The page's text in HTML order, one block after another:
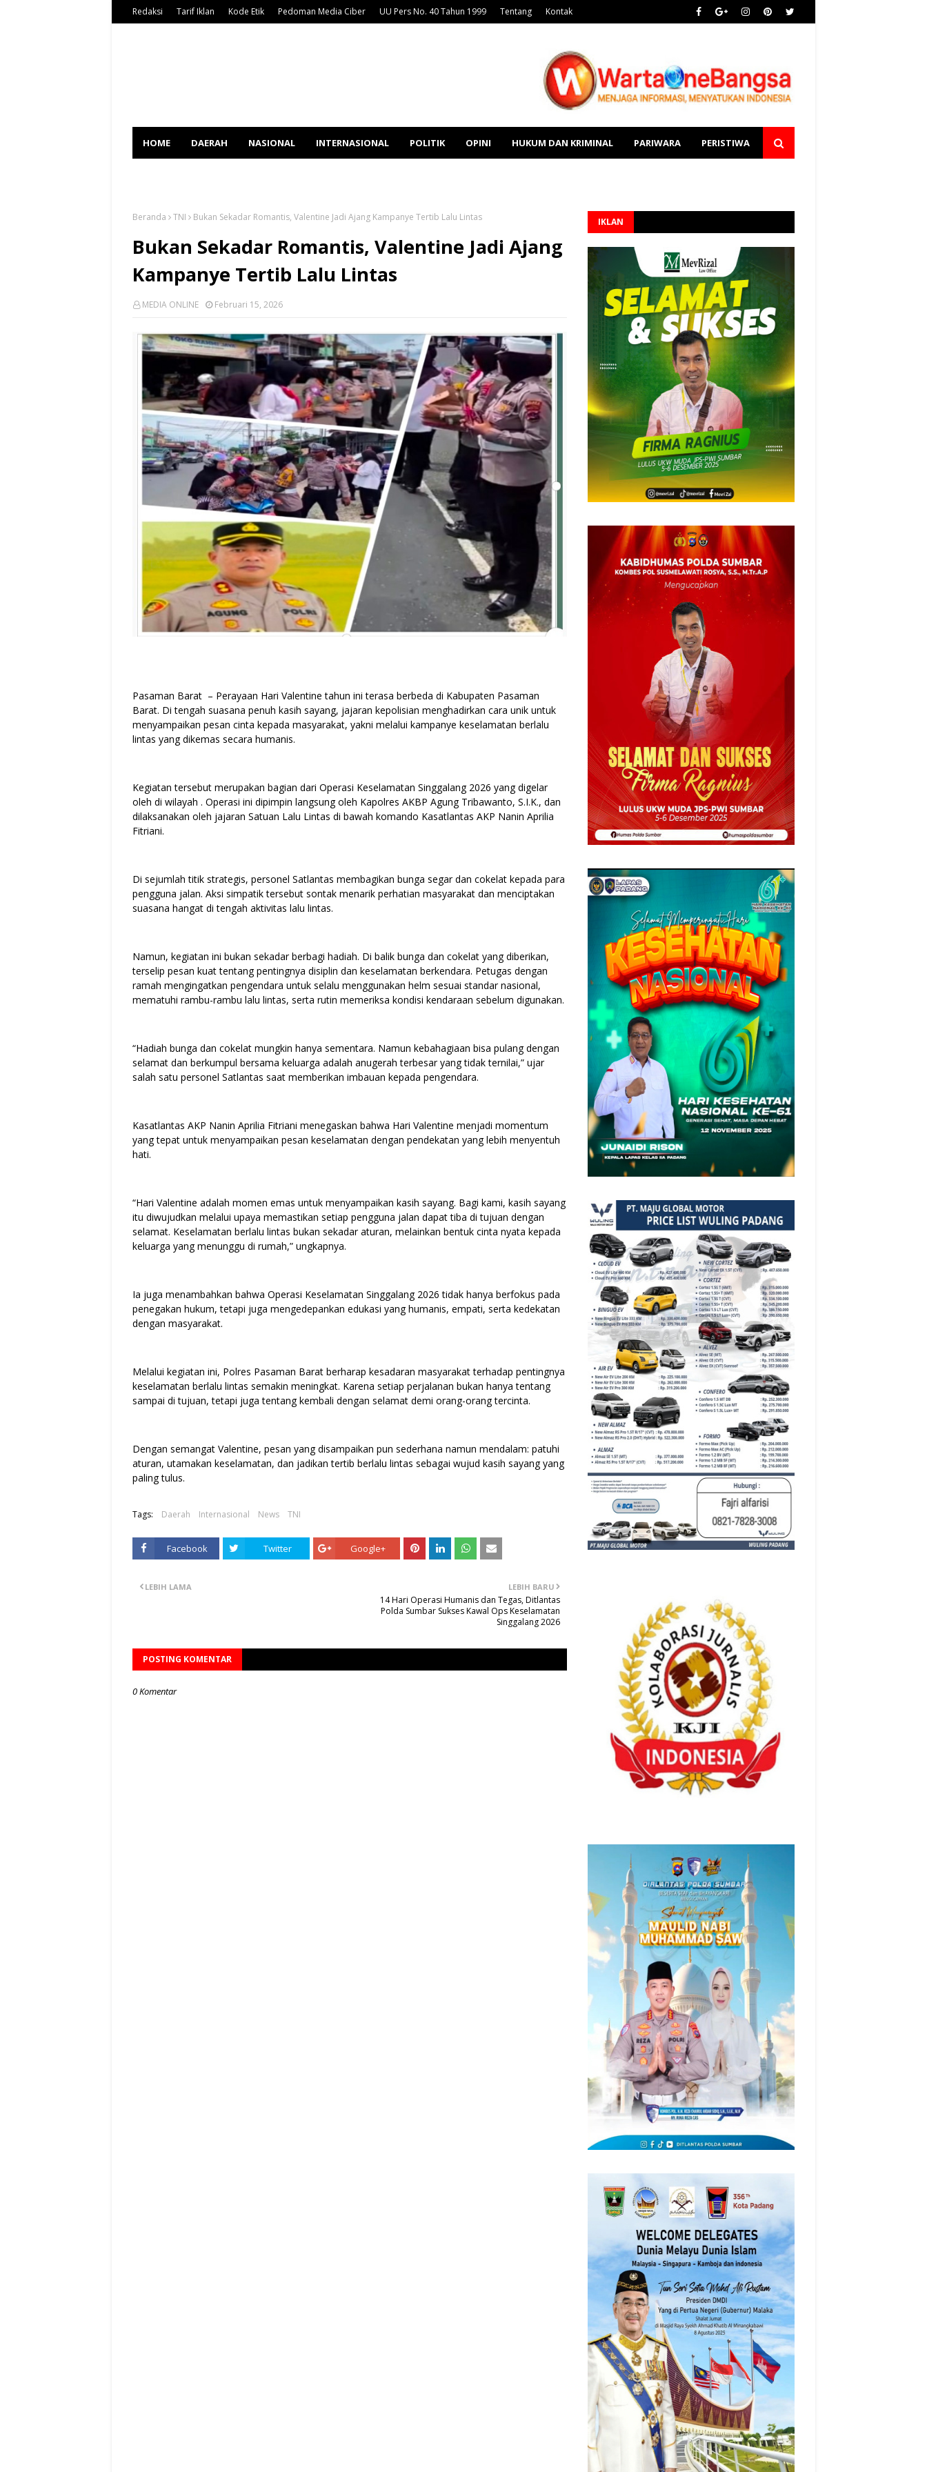
Redaksi Tarif Iklan Kode Etik Pedoman Media Ciber UU Pers No. 40 Tahun 1999 Tentang Kontak
HOME DAERAH NASIONAL INTERNASIONAL POLITIK OPINI HUKUM DAN KRIMINAL PARIWARA PERISTIWA
Beranda TNI Bukan Sekadar Romantis, Valentine Jadi Ajang Kampanye Tertib Lalu Lintas
Bukan Sekadar Romantis, Valentine Jadi Ajang
Kampanye Tertib Lalu Lintas
MEDIA ONLINE Februari 15, 2026
Pasaman Barat – Perayaan Hari Valentine tahun ini terasa berbeda di Kabupaten Pasaman
Barat. Di tengah suasana penuh kasih sayang, jajaran kepolisian menghadirkan cara unik untuk
menyampaikan pesan cinta kepada masyarakat, yakni melalui kampanye keselamatan berlalu
lintas yang dikemas secara humanis.
Kegiatan tersebut merupakan bagian dari Operasi Keselamatan Singgalang 2026 yang digelar
oleh di wilayah . Operasi ini dipimpin langsung oleh Kapolres AKBP Agung Tribawanto, S.I.K., dan
dilaksanakan oleh jajaran Satuan Lalu Lintas di bawah komando Kasatlantas AKP Nanin Aprilia
Fitriani.
Di sejumlah titik strategis, personel Satlantas membagikan bunga segar dan cokelat kepada para
pengguna jalan. Aksi simpatik tersebut sontak menarik perhatian masyarakat dan menciptakan
suasana hangat di tengah aktivitas lalu lintas.
Namun, kegiatan ini bukan sekadar berbagi hadiah. Di balik bunga dan cokelat yang diberikan,
terselip pesan kuat tentang pentingnya disiplin dan keselamatan berkendara. Petugas dengan
ramah mengingatkan pengendara untuk selalu menggunakan helm sesuai standar nasional,
mematuhi rambu-rambu lalu lintas, serta rutin memeriksa kondisi kendaraan sebelum digunakan.
“Hadiah bunga dan cokelat mungkin hanya sementara. Namun kebahagiaan bisa pulang dengan
selamat dan berkumpul bersama keluarga adalah anugerah terbesar yang tidak ternilai,” ujar
salah satu personel Satlantas saat memberikan imbauan kepada pengendara.
Kasatlantas AKP Nanin Aprilia Fitriani menegaskan bahwa Hari Valentine menjadi momentum
yang tepat untuk menyampaikan pesan keselamatan dengan pendekatan yang lebih menyentuh
hati.
“Hari Valentine adalah momen emas untuk menyampaikan kasih sayang. Bagi kami, kasih sayang
itu diwujudkan melalui upaya memastikan setiap pengguna jalan dapat tiba di tujuan dengan
selamat. Keselamatan berlalu lintas bukan sekadar aturan, melainkan bentuk cinta nyata kepada
keluarga yang menunggu di rumah,” ungkapnya.
Ia juga menambahkan bahwa Operasi Keselamatan Singgalang 2026 tidak hanya berfokus pada
penegakan hukum, tetapi juga mengedepankan edukasi yang humanis, empati, serta kedekatan
dengan masyarakat.
Melalui kegiatan ini, Polres Pasaman Barat berharap kesadaran masyarakat terhadap pentingnya
keselamatan berlalu lintas semakin meningkat. Karena setiap perjalanan bukan hanya tentang
sampai di tujuan, tetapi juga tentang kembali dengan selamat demi orang-orang tercinta.
Dengan semangat Valentine, pesan yang disampaikan pun sederhana namun mendalam: patuhi
aturan, utamakan keselamatan, dan jadikan tertib berlalu lintas sebagai wujud kasih sayang yang
paling tulus.
Tags: Daerah Internasional News TNI
Facebook Twitter Google+
LEBIH BARU
14 Hari Operasi Humanis dan Tegas, Ditlantas
Polda Sumbar Sukses Kawal Ops Keselamatan
Singgalang 2026
LEBIH LAMA
POSTING KOMENTAR
0 Komentar
IKLAN